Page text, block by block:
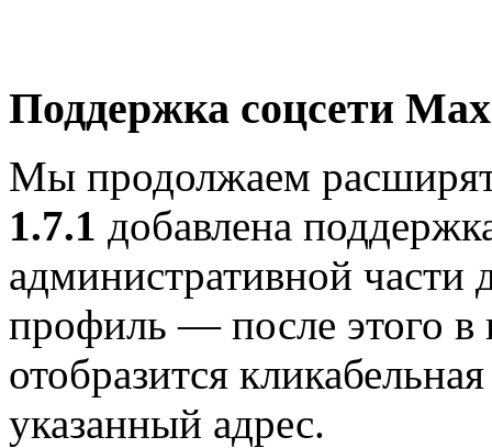
Поддержка соцсети Max
Мы продолжаем
1.7.1 добавлена
административной части
профиль — после этого в
отобразится
указанный адрес.